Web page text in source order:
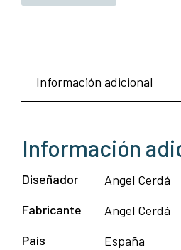
Información adicional
Información
Diseñador
Angel Cerdá
Fabricante
Angel Cerdá
País
España